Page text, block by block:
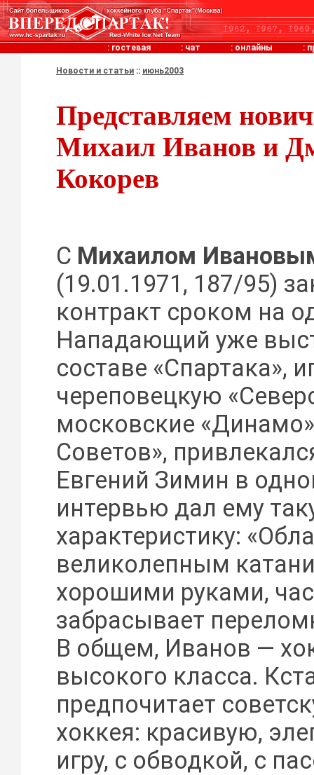
: гостевая : чат : онлайны :
Новости и статьи :: июнь2003
Представляем
Михаил Иванов и
Кокорев
С Михаилом
(19.01.1971, 187/95)
контракт сроком на
Нападающий уже
составе «Спартака»,
череповецкую
московские
Советов»,
Евгений Зимин в
интервью дал ему
характеристику:
великолепным
хорошими руками,
забрасывает
В общем, Иванов —
высокого класса.
предпочитает
хоккея: красивую,
игру, с обводкой, с